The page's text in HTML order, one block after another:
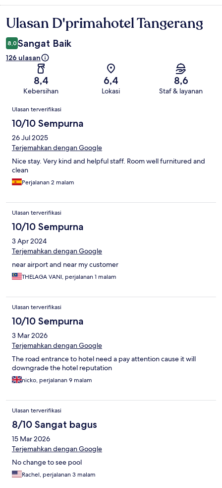
Ulasan
Ulasan D'primahotel Tangerang
8,0 Sangat Baik
126 ulasan
8,4
Kebersihan
6,4
Lokasi
8,6
Staf & layanan
Ulasan
Ulasan terverifikasi
10/10 Sempurna
26 Jul 2025
Terjemahkan dengan Google
Nice stay. Very kind and helpful staff. Room well furnitured and
clean
Perjalanan 2 malam
Ulasan terverifikasi
10/10 Sempurna
3 Apr 2024
Terjemahkan dengan Google
near airport and near my customer
THELAGA VANI, perjalanan 1 malam
Ulasan terverifikasi
10/10 Sempurna
3 Mar 2026
Terjemahkan dengan Google
The road entrance to hotel need a pay attention cause it will
downgrade the hotel reputation
nicko, perjalanan 9 malam
Ulasan terverifikasi
8/10 Sangat bagus
15 Mar 2026
Terjemahkan dengan Google
No change to see pool
Rachel, perjalanan 3 malam